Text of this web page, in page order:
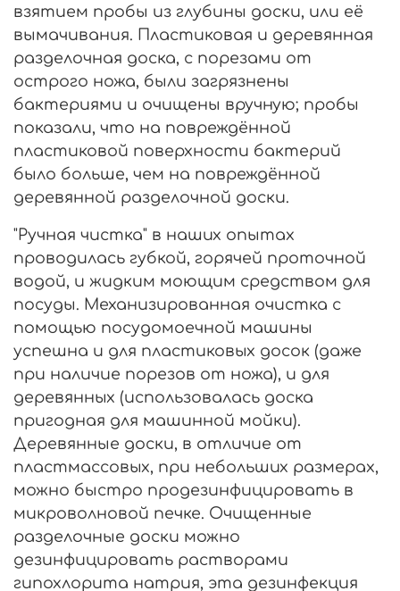
взятием пробы из глубины доски, или её
вымачивания. Пластиковая и деревянная
разделочная доска, с порезами от
острого ножа, были загрязнены
бактериями и очищены вручную; пробы
показали, что на повреждённой
пластиковой поверхности бактерий
было больше, чем на повреждённой
деревянной разделочной доски.
"Ручная чистка" в наших опытах
проводилась губкой, горячей проточной
водой, и жидким моющим средством для
посуды. Механизированная очистка с
помощью посудомоечной машины
успешна и для пластиковых досок (даже
при наличие порезов от ножа), и для
деревянных (использовалась доска
пригодная для машинной мойки).
Деревянные доски, в отличие от
пластмассовых, при небольших размерах,
можно быстро продезинфицировать в
микроволновой печке. Очищенные
разделочные доски можно
дезинфицировать растворами
гипохлорита натрия, эта дезинфекция